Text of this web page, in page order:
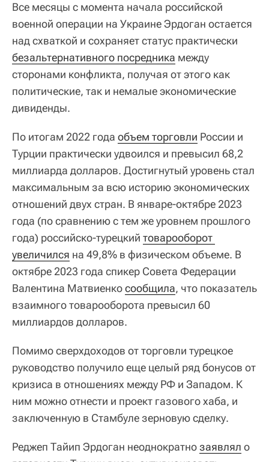
Все месяцы с момента начала российской
военной операции на Украине Эрдоган остается
над схваткой и сохраняет статус практически
безальтернативного посредника между
сторонами конфликта, получая от этого как
политические, так и немалые экономические
дивиденды.
По итогам 2022 года объем торговли России и
Турции практически удвоился и превысил 68,2
миллиарда долларов. Достигнутый уровень стал
максимальным за всю историю экономических
отношений двух стран. В январе-октябре 2023
года (по сравнению с тем же уровнем прошлого
года) российско-турецкий товарооборот
увеличился на 49,8% в физическом объеме. В
октябре 2023 года спикер Совета Федерации
Валентина Матвиенкосообщила, что показатель
взаимного товарооборота превысил 60
миллиардов долларов.
Помимо сверхдоходов от торговли турецкое
руководство получило еще целый ряд бонусов от
кризиса в отношениях между РФ и Западом. К
ним можно отнести и проект газового хаба, и
заключенную в Стамбуле зерновую сделку.
Реджеп Тайип Эрдоган неоднократнозаявлял о